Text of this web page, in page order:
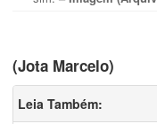
(Jota Marcelo)
Leia Também: